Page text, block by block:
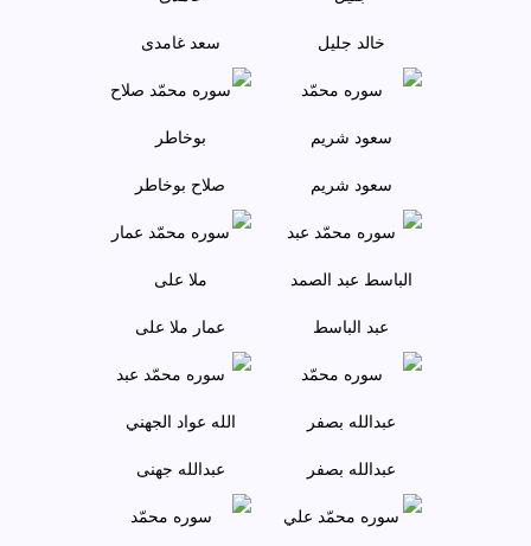
خالد جليل سعد غامدی
سعود شريم صلاح بوخاطر
عبد الباسط عمار ملا علی
عبدالله بصفر عبدالله جهنی